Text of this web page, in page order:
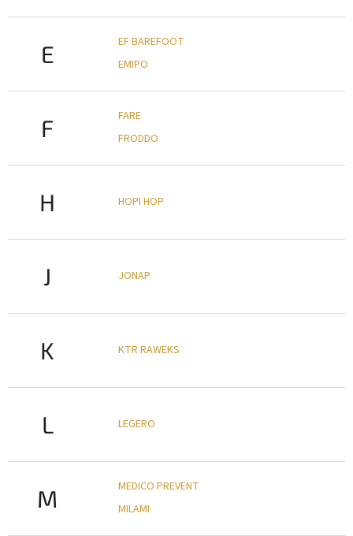
E
EF BAREFOOT
EMIPO
F
FARE
FRODDO
H HOPI HOP
J JONAP
K KTR RAWEKS
L LEGERO
M
MEDICO PREVENT
MILAMI